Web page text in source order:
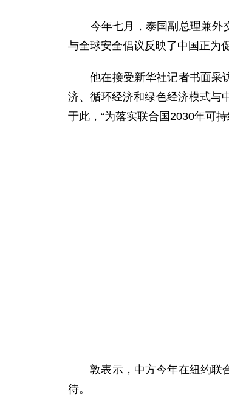
今年七月，泰国副总理兼外交
与全球安全倡议反映了中国正为
他在接受新华社记者书面采访
济、循环经济和绿色经济模式与
于此，“为落实联合国2030年可
敦表示，中方今年在纽约联合
待。